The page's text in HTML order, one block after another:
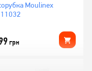
Moulinex
грн